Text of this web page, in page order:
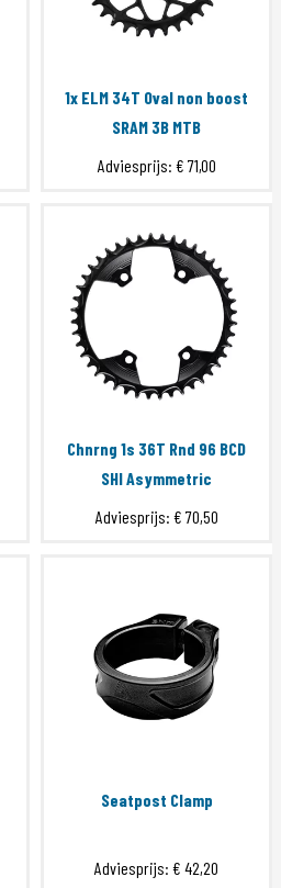
1x ELM 34T Oval non boost
SRAM 3B MTB
Adviesprijs: € 71,00
Chnrng 1s 36T Rnd 96 BCD
SHI Asymmetric
Adviesprijs: € 70,50
Seatpost Clamp
Adviesprijs: € 42,20